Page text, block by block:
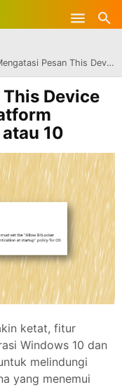
This Device Can't Use a Trusted Platform Module di Windows 11 atau 10
Device
10
ketat, fitur
Windows 10 dan
melindungi
yang menemui